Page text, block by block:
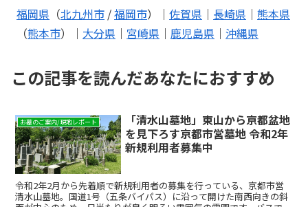
福岡県 （北九州市 /福岡市）｜ 佐賀県 ｜ 長崎県 ｜ 熊本県
（熊本市）｜ 大分県 ｜ 宮崎県 ｜ 鹿児島県 ｜ 沖縄県
この記事を読んだあなたにおすすめ
お墓のご案内/現地レポート
「清水山墓地」東山から京都盆地
を見下ろす京都市営墓地 令和2年
新規利用者募集中
令和2年2月から先着順で新規利用者の募集を行っている、京都市営
清水山墓地。国道1号（五条バイパス）に沿って開けた南西向きの斜